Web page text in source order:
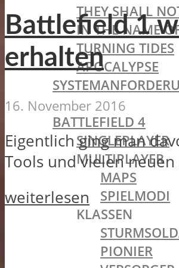
THEY SHALL
IN THE NAME
TURNING TIDES
APOCALYPSE
BATTLEFIELD OLDIES
BATTLEFIELD 4
SINGLEPLAYER
MULTIPLAYER
MAPS
SPIELMODI
KLASSEN
PIONIER
Battlefield 1
erhalten
16. November 2016
Eigentlich ging man
Tools und vielen neuen
weiterlesen